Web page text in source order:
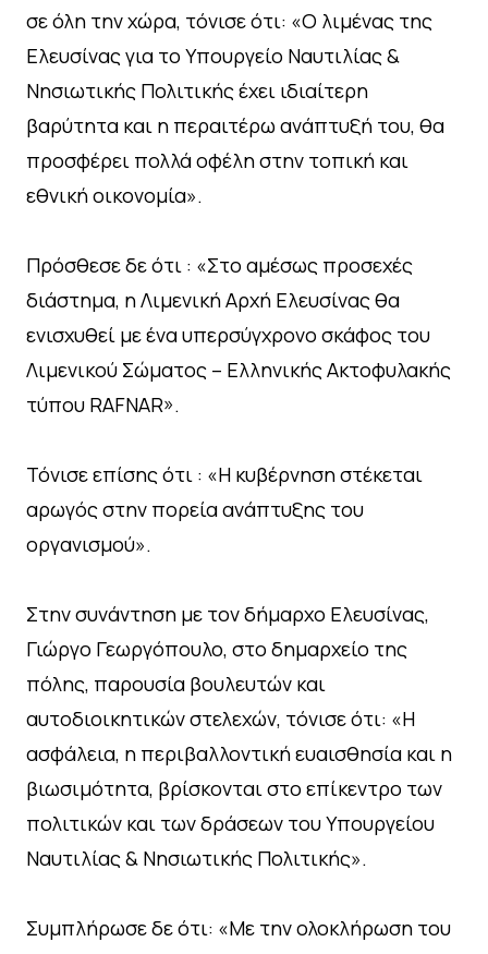
σε όλη την χώρα, τόνισε ότι: «Ο λιμένας της
Ελευσίνας για το Υπουργείο Ναυτιλίας &
Νησιωτικής Πολιτικής έχει ιδιαίτερη
βαρύτητα και η περαιτέρω ανάπτυξή του, θα
προσφέρει πολλά οφέλη στην τοπική και
εθνική οικονομία».
Πρόσθεσε δε ότι : «Στο αμέσως προσεχές
διάστημα, η Λιμενική Αρχή Ελευσίνας θα
ενισχυθεί με ένα υπερσύγχρονο σκάφος του
Λιμενικού Σώματος – Ελληνικής Ακτοφυλακής
τύπου RAFNAR».
Τόνισε επίσης ότι : «Η κυβέρνηση στέκεται
αρωγός στην πορεία ανάπτυξης του
οργανισμού».
Στην συνάντηση με τον δήμαρχο Ελευσίνας,
Γιώργο Γεωργόπουλο, στο δημαρχείο της
πόλης, παρουσία βουλευτών και
αυτοδιοικητικών στελεχών, τόνισε ότι: «Η
ασφάλεια, η περιβαλλοντική ευαισθησία και η
βιωσιμότητα, βρίσκονται στο επίκεντρο των
πολιτικών και των δράσεων του Υπουργείου
Ναυτιλίας & Νησιωτικής Πολιτικής».
Συμπλήρωσε δε ότι: «Με την ολοκλήρωση του